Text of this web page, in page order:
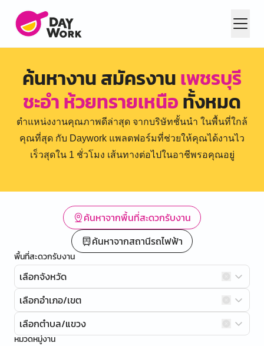
ค้นหางาน สมัครงานเพชรบุรี
ชะอำ ห้วยทรายเหนือทั้งหมด
ตำแหน่งงานคุณภาพดีล่าสุด จากบริษัทชั้นนำ ในพื้นที่ใกล้
คุณที่สุด กับ Daywork แพลตฟอร์มที่ช่วยให้คุณได้งานไว
เร็วสุดใน 1 ชั่วโมง เส้นทางต่อไปในอาชีพรอคุณอยู่
ค้นหาจากพื้นที่สะดวกรับงาน
ค้นหาจากสถานีรถไฟฟ้า
พื้นที่สะดวกรับงาน
เลือกจังหวัด
เลือกอำเภอ/เขต
เลือกตำบล/แขวง
หมวดหมู่งาน